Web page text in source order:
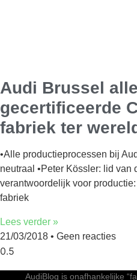
Audi Brussel
gecertificeerde
fabriek ter
•Alle productieprocessen bij
neutraal •Peter Kössler: lid van
verantwoordelijk voor
fabriek
Lees verder »
21/03/2018
Geen reacties
AudiBlog is onafhankelijke